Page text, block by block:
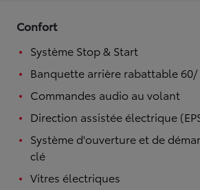
Confort
Système Stop & Start
Banquette arrière rabattable 60/
Commandes audio au volant
Direction assistée électrique
Système d'ouverture et de
clé
Vitres électriques